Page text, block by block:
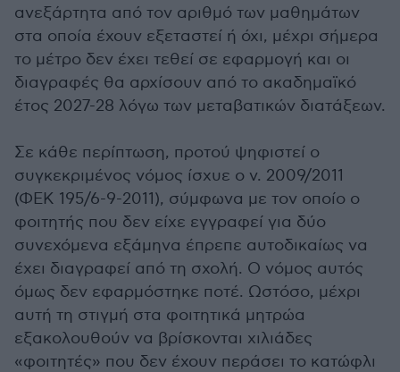
ανεξάρτητα από τον αριθμό των μαθημάτων
στα οποία έχουν εξεταστεί ή όχι, μέχρι σήμερα
το μέτρο δεν έχει τεθεί σε εφαρμογή και οι
διαγραφές θα αρχίσουν από το ακαδημαϊκό
έτος 2027-28 λόγω των μεταβατικών διατάξεων.
Σε κάθε περίπτωση, προτού ψηφιστεί ο
συγκεκριμένος νόμος ίσχυε ο ν. 2009/2011
(ΦΕΚ 195/6-9-2011), σύμφωνα με τον οποίο ο
φοιτητής που δεν είχε εγγραφεί για δύο
συνεχόμενα εξάμηνα έπρεπε αυτοδικαίως να
έχει διαγραφεί από τη σχολή. Ο νόμος αυτός
όμως δεν εφαρμόστηκε ποτέ. Ωστόσο, μέχρι
αυτή τη στιγμή στα φοιτητικά μητρώα
εξακολουθούν να βρίσκονται χιλιάδες
«φοιτητές» που δεν έχουν περάσει το κατώφλι